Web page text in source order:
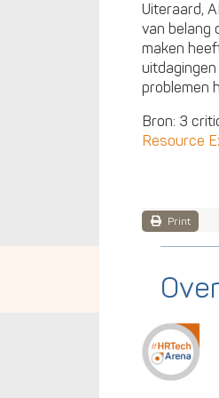
Uiteraard,
van belang
maken
problemen
Bron: 3
Resource
Print